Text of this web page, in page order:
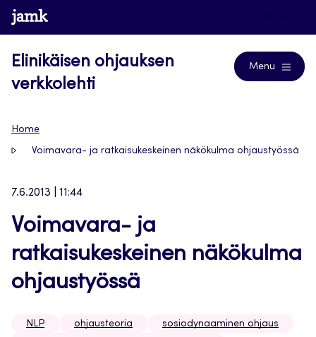
Siirry
suoraan
www.jamk.fi
Elinikäisen ohjauksen
verkkolehti
Menu
Home
Voimavara- ja ratkaisukeskeinen näkökulma ohjaustyössä
7.6.2013 | 11:44
Voimavara- ja
ratkaisukeskeinen näkökulma
ohjaustyössä
NLP ohjausteoria
sosiodynaaminen ohjaus